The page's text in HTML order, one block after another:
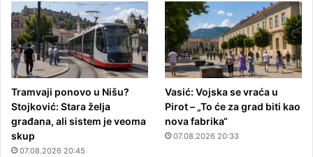
Tramvaji ponovo u Nišu?
Stojković: Stara želja
građana, ali sistem je veoma
skup
07.08.2026 20:45
Vasić: Vojska se vraća u
Pirot – „To će za grad biti kao
nova fabrika“
07.08.2026 20:33